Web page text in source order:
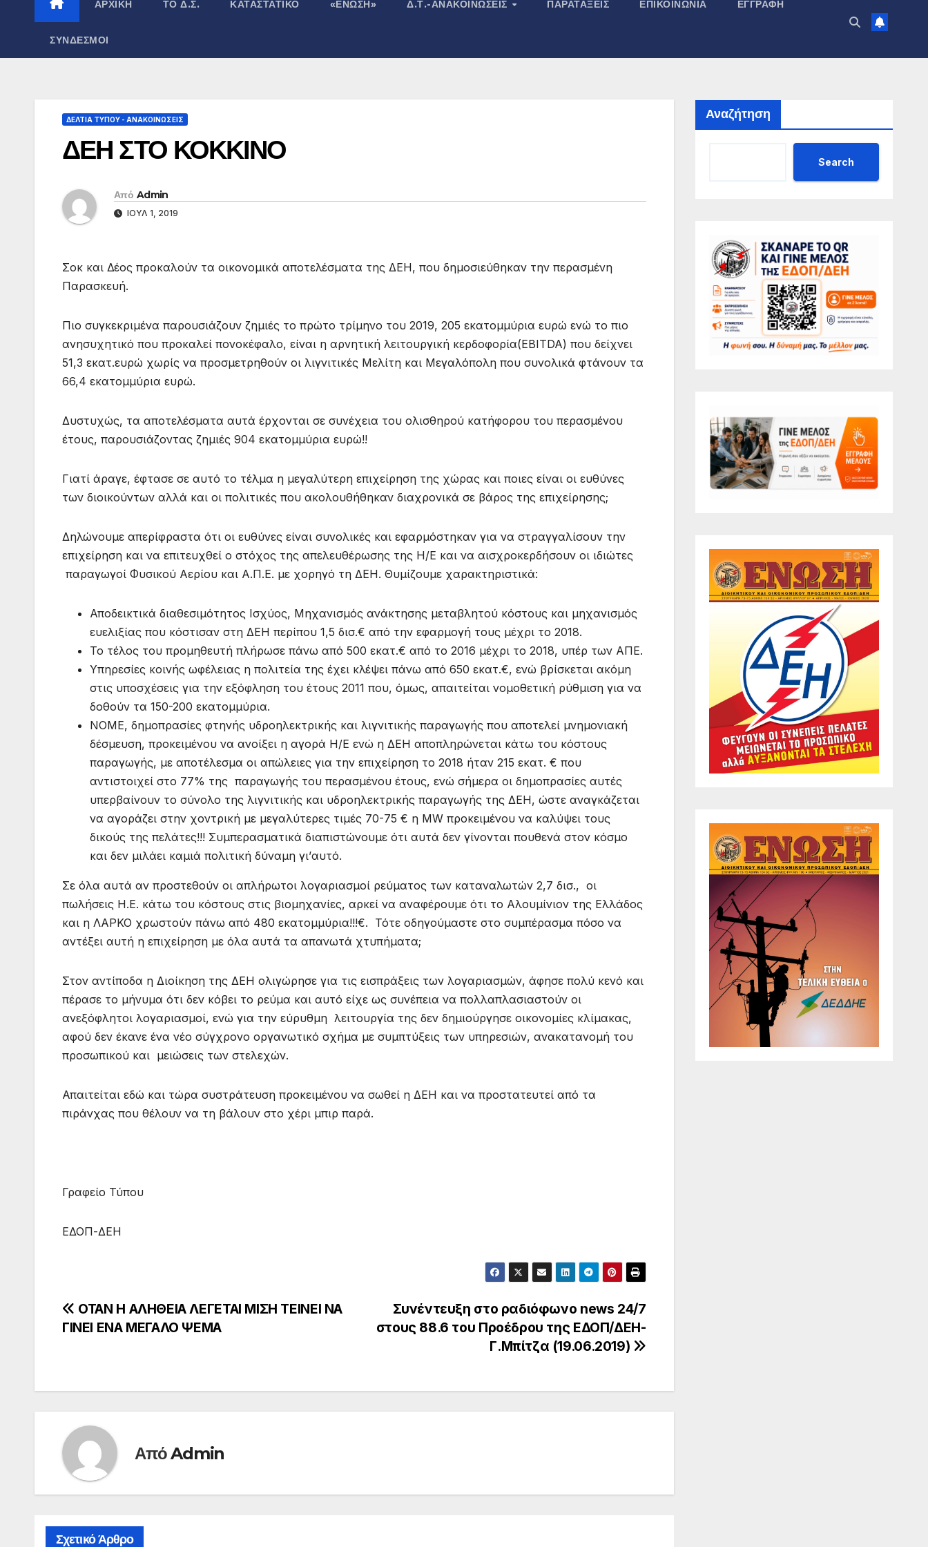
ΑΡΧΙΚΉ ΤΟ Δ.Σ. ΚΑΤΑΣΤΑΤΙΚΌ «ΕΝΩΣΗ» Δ.Τ.-ΑΝΑΚΟΙΝΏΣΕΙΣ ΠΑΡΑΤΆΞΕΙΣ ΕΠΙΚΟΙΝΩΝΊΑ ΕΓΓΡΑΦΉ
ΣΎΝΔΕΣΜΟΙ
ΔΕΛΤΊΑ ΤΎΠΟΥ - ΑΝΑΚΟΙΝΏΣΕΙΣ
ΔΕΗ ΣΤΟ ΚΟΚΚΙΝΟ
Από Admin
ΙΟΎΛ 1, 2019
Σοκ και Δέος προκαλούν τα οικονομικά αποτελέσματα της ΔΕΗ, που δημοσιεύθηκαν την περασμένη
Παρασκευή.
Πιο συγκεκριμένα παρουσιάζουν ζημιές το πρώτο τρίμηνο του 2019, 205 εκατομμύρια ευρώ ενώ το πιο
ανησυχητικό που προκαλεί πονοκέφαλο, είναι η αρνητική λειτουργική κερδοφορία(EBITDA) που δείχνει
51,3 εκατ.ευρώ χωρίς να προσμετρηθούν οι λιγνιτικές Μελίτη και Μεγαλόπολη που συνολικά φτάνουν τα
66,4 εκατομμύρια ευρώ.
Δυστυχώς, τα αποτελέσματα αυτά έρχονται σε συνέχεια του ολισθηρού κατήφορου του περασμένου
έτους, παρουσιάζοντας ζημιές 904 εκατομμύρια ευρώ!!
Γιατί άραγε, έφτασε σε αυτό το τέλμα η μεγαλύτερη επιχείρηση της χώρας και ποιες είναι οι ευθύνες
των διοικούντων αλλά και οι πολιτικές που ακολουθήθηκαν διαχρονικά σε βάρος της επιχείρησης;
Δηλώνουμε απερίφραστα ότι οι ευθύνες είναι συνολικές και εφαρμόστηκαν για να στραγγαλίσουν την
επιχείρηση και να επιτευχθεί ο στόχος της απελευθέρωσης της Η/Ε και να αισχροκερδήσουν οι ιδιώτες
παραγωγοί Φυσικού Αερίου και Α.Π.Ε. με χορηγό τη ΔΕΗ. Θυμίζουμε χαρακτηριστικά:
Αποδεικτικά διαθεσιμότητος Ισχύος, Μηχανισμός ανάκτησης μεταβλητού κόστους και μηχανισμός
ευελιξίας που κόστισαν στη ΔΕΗ περίπου 1,5 δισ.€ από την εφαρμογή τους μέχρι το 2018.
Το τέλος του προμηθευτή πλήρωσε πάνω από 500 εκατ.€ από το 2016 μέχρι το 2018, υπέρ των ΑΠΕ.
Υπηρεσίες κοινής ωφέλειας η πολιτεία της έχει κλέψει πάνω από 650 εκατ.€, ενώ βρίσκεται ακόμη
στις υποσχέσεις για την εξόφληση του έτους 2011 που, όμως, απαιτείται νομοθετική ρύθμιση για να
δοθούν τα 150-200 εκατομμύρια.
ΝΟΜΕ, δημοπρασίες φτηνής υδροηλεκτρικής και λιγνιτικής παραγωγής που αποτελεί μνημονιακή
δέσμευση, προκειμένου να ανοίξει η αγορά Η/Ε ενώ η ΔΕΗ αποπληρώνεται κάτω του κόστους
παραγωγής, με αποτέλεσμα οι απώλειες για την επιχείρηση το 2018 ήταν 215 εκατ. € που
αντιστοιχεί στο 77% της παραγωγής του περασμένου έτους, ενώ σήμερα οι δημοπρασίες αυτές
υπερβαίνουν το σύνολο της λιγνιτικής και υδροηλεκτρικής παραγωγής της ΔΕΗ, ώστε αναγκάζεται
να αγοράζει στην χοντρική με μεγαλύτερες τιμές 70-75 € η MW προκειμένου να καλύψει τους
δικούς της πελάτες!!! Συμπερασματικά διαπιστώνουμε ότι αυτά δεν γίνονται πουθενά στον κόσμο
και δεν μιλάει καμιά πολιτική δύναμη γι’αυτό.
Σε όλα αυτά αν προστεθούν οι απλήρωτοι λογαριασμοί ρεύματος των καταναλωτών 2,7 δισ., οι
πωλήσεις Η.Ε. κάτω του κόστους στις βιομηχανίες, αρκεί να αναφέρουμε ότι το Αλουμίνιον της Ελλάδος
και η ΛΑΡΚΟ χρωστούν πάνω από 480 εκατομμύρια!!!€. Τότε οδηγούμαστε στο συμπέρασμα πόσο να
αντέξει αυτή η επιχείρηση με όλα αυτά τα απανωτά χτυπήματα;
Στον αντίποδα η Διοίκηση της ΔΕΗ ολιγώρησε για τις εισπράξεις των λογαριασμών, άφησε πολύ κενό και
πέρασε το μήνυμα ότι δεν κόβει το ρεύμα και αυτό είχε ως συνέπεια να πολλαπλασιαστούν οι
ανεξόφλητοι λογαριασμοί, ενώ για την εύρυθμη λειτουργία της δεν δημιούργησε οικονομίες κλίμακας,
αφού δεν έκανε ένα νέο σύγχρονο οργανωτικό σχήμα με συμπτύξεις των υπηρεσιών, ανακατανομή του
προσωπικού και μειώσεις των στελεχών.
Απαιτείται εδώ και τώρα συστράτευση προκειμένου να σωθεί η ΔΕΗ και να προστατευτεί από τα
πιράνχας που θέλουν να τη βάλουν στο χέρι μπιρ παρά.
Γραφείο Τύπου
ΕΔΟΠ-ΔΕΗ
Πλοήγηση
Συνέντευξη στο ραδιόφωνο news 24/7
στους 88.6 του Προέδρου της ΕΔΟΠ/ΔΕΗ-
Γ.Μπίτζα (19.06.2019)
ΟΤΑΝ Η ΑΛΗΘΕΙΑ ΛΕΓΕΤΑΙ ΜΙΣΗ ΤΕΙΝΕΙ ΝΑ
ΓΙΝΕΙ ΕΝΑ ΜΕΓΑΛΟ ΨΕΜΑ
ΑπόAdmin
Σχετικό Άρθρο
Αναζήτηση
Search